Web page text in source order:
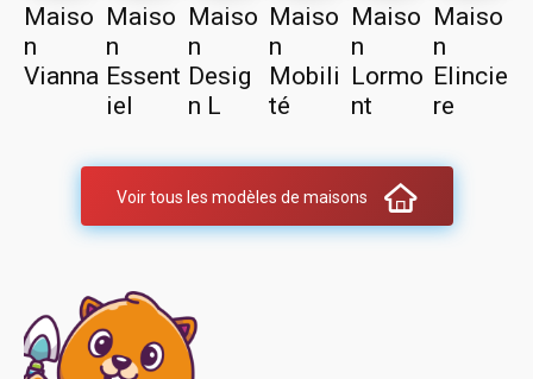
Maiso
n
Vianna
Maiso
n
Essent
iel
Maiso
n
Desig
n L
Maiso
n
Mobili
té
Maiso
n
Lormo
nt
Maiso
n
Elincie
re
Voir tous les modèles de maisons